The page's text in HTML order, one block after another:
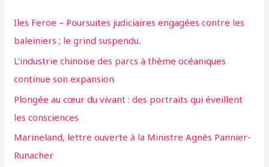
Iles Feroe – Poursuites judiciaires engagées contre les
baleiniers ; le grind suspendu.
L’industrie chinoise des parcs à thème océaniques
continue son expansion
Plongée au cœur du vivant : des portraits qui éveillent
les consciences
Marineland, lettre ouverte à la Ministre Agnès Pannier-
Runacher